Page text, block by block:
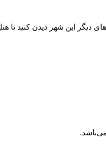
دیگر این شهر دیدن کنید تا